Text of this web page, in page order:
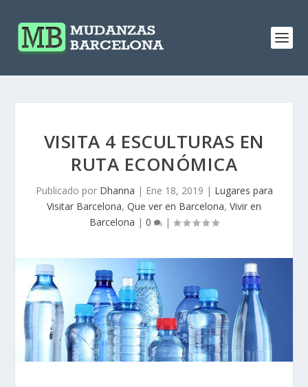
VISITA 4 ESCULTURAS EN
RUTA ECONÓMICA
Publicado por Dhanna | Ene 18, 2019 | Lugares para
Visitar Barcelona, Que ver en Barcelona, Vivir en
Barcelona | 0 |